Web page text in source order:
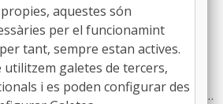
per formalitzar contractes
artistes
cultural
de 24 de juliol, per la qual es
la convocatòria per a la concessió
de concurrència competitiva, a
aquestes són
per el funcionamint
tant, sempre estan actives.
galetes de tercers,
i es poden configurar des